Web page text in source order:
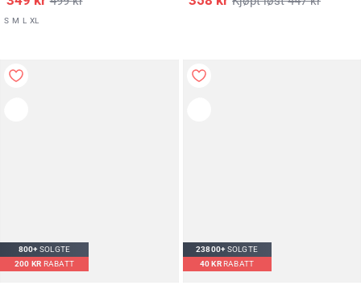
Karakter:
4.5(513)av 5 mulige
S M L XL
800+SOLGTE
200 KR RABATT
23800+SOLGTE
40KRRABATT